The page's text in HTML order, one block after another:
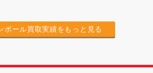
ボール買取実績をもっと見る